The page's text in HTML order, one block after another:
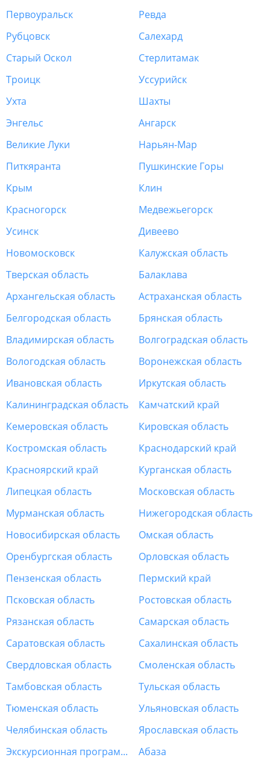
Первоуральск
Ревда
Рубцовск
Салехард
Старый Оскол
Стерлитамак
Троицк
Уссурийск
Ухта
Шахты
Энгельс
Ангарск
Великие Луки
Нарьян-Мар
Питкяранта
Пушкинские Горы
Крым
Клин
Красногорск
Медвежьегорск
Усинск
Дивеево
Новомосковск
Калужская область
Тверская область
Балаклава
Архангельская область
Астраханская область
Белгородская область
Брянская область
Владимирская область
Волгоградская область
Вологодская область
Воронежская область
Ивановская область
Иркутская область
Калининградская область
Камчатский край
Кемеровская область
Кировская область
Костромская область
Краснодарский край
Красноярский край
Курганская область
Липецкая область
Московская область
Мурманская область
Нижегородская область
Новосибирская область
Омская область
Оренбургская область
Орловская область
Пензенская область
Пермский край
Псковская область
Ростовская область
Рязанская область
Самарская область
Саратовская область
Сахалинская область
Свердловская область
Смоленская область
Тамбовская область
Тульская область
Тюменская область
Ульяновская область
Челябинская область
Ярославская область
Экскурсионная программа Россия
Абаза